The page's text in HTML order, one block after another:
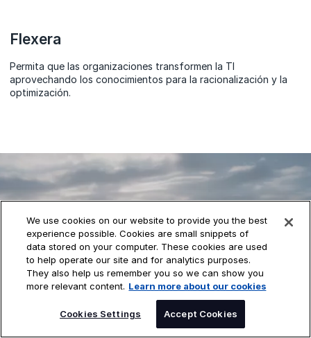
Flexera
Permita que las organizaciones transformen la TI
aprovechando los conocimientos para la racionalización y la
optimización.
DESCUBRE
CÓMO DXC
PUEDE
AYUDAR
We use cookies on our website to provide you the best
experience possible. Cookies are small snippets of
data stored on your computer. These cookies are used
to help operate our site and for analytics purposes.
They also help us remember you so we can show you
more relevant content. Learn more about our cookies
Cookies Settings Accept Cookies